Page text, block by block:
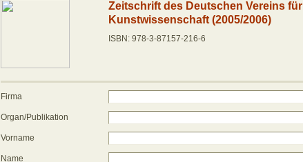
Zeitschrift des Deutschen Vereins für
Kunstwissenschaft (2005/2006)
ISBN: 978-3-87157-216-6
Firma
Organ/Publikation
Vorname
Name